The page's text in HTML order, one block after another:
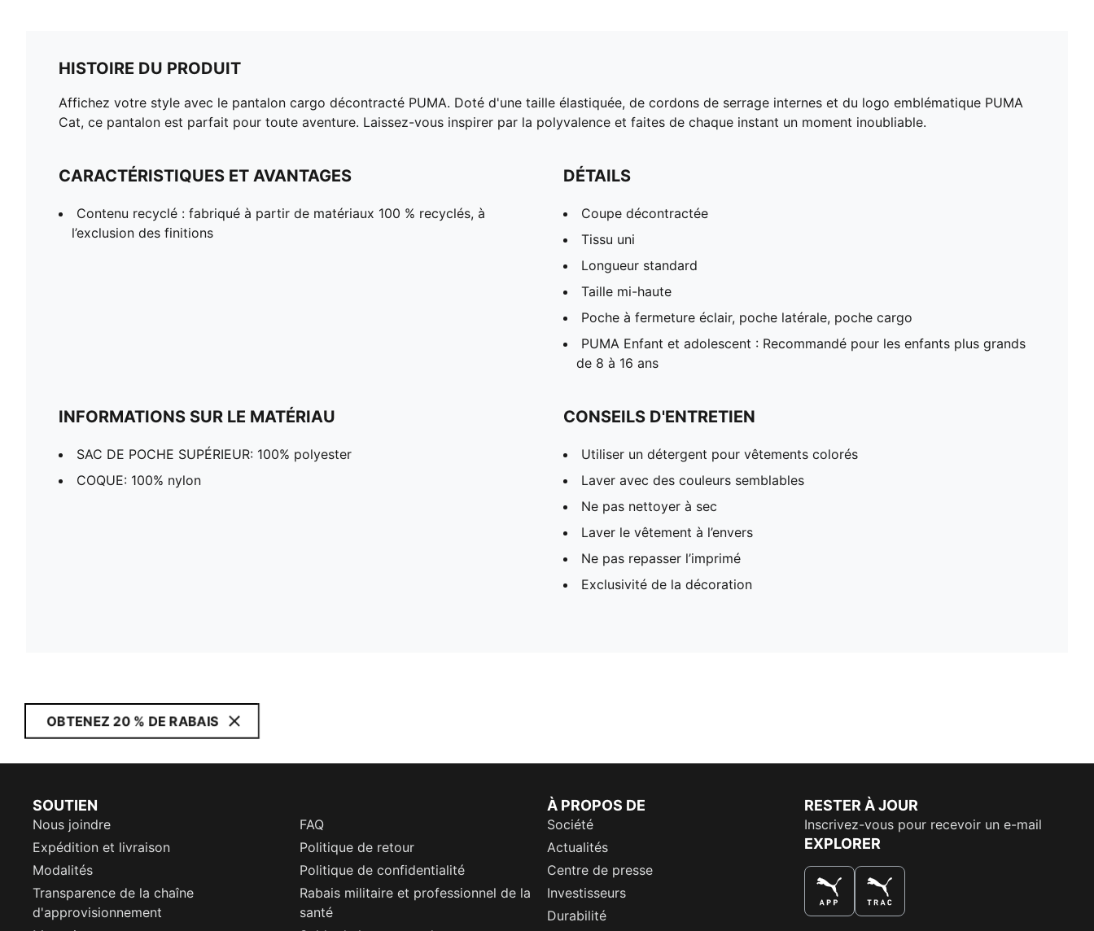
HISTOIRE DU PRODUIT
Affichez votre style avec le pantalon cargo décontracté PUMA. Doté d'une taille élastiquée, de cordons de serrage internes et du logo emblématique PUMA
Cat, ce pantalon est parfait pour toute aventure. Laissez-vous inspirer par la polyvalence et faites de chaque instant un moment inoubliable.
CARACTÉRISTIQUES ET AVANTAGES
Contenu recyclé : fabriqué à partir de matériaux 100 % recyclés, à
l’exclusion des finitions
DÉTAILS
Coupe décontractée
Tissu uni
Longueur standard
Taille mi-haute
Poche à fermeture éclair, poche latérale, poche cargo
PUMA Enfant et adolescent : Recommandé pour les enfants plus grands
de 8 à 16 ans
INFORMATIONS SUR LE MATÉRIAU
SAC DE POCHE SUPÉRIEUR: 100% polyester
COQUE: 100% nylon
CONSEILS D'ENTRETIEN
Utiliser un détergent pour vêtements colorés
Laver avec des couleurs semblables
Ne pas nettoyer à sec
Laver le vêtement à l’envers
Ne pas repasser l’imprimé
Exclusivité de la décoration
OBTENEZ 20 % DE RABAIS
SOUTIEN
Nous joindre
FAQ
Expédition et livraison
Politique de retour
Modalités
Politique de confidentialité
Transparence de la chaîne
d'approvisionnement
Rabais militaire et professionnel de la
santé
À PROPOS DE
Société
Actualités
Centre de presse
Investisseurs
Durabilité
RESTER À JOUR
Inscrivez-vous pour recevoir un e-mail
EXPLORER